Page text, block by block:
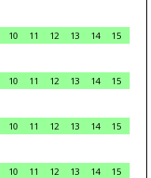
10 11 12 13 14
15
10 11 12 13 14
15
10 11 12 13 14
15
10 11 12 13 14
15